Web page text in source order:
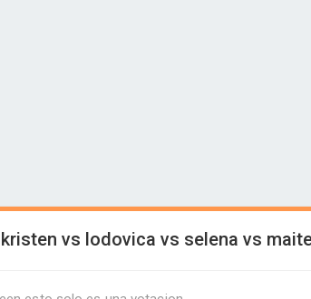
vs lodovica vs selena vs